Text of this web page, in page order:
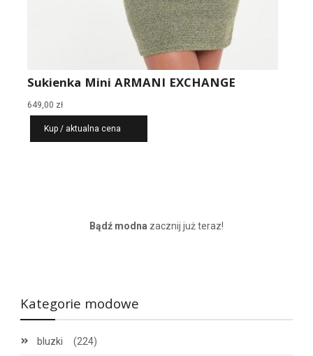
Sukienka Mini ARMANI EXCHANGE
649,00 zł
Kup / aktualna cena
Bądź modna zacznij już teraz!
Kategorie modowe
bluzki (224)